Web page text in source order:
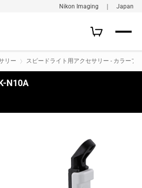
Nikon Imaging ｜ Japan
リー スピードライト用アクセサリー - カラーフ
N10A